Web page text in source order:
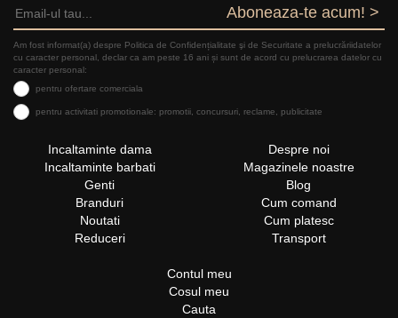
Aboneaza-te acum! >
Am fost informat(a) despre Politica de Confidențialitate şi de Securitate a prelucrăriidatelor
cu caracter personal, declar ca am peste 16 ani și sunt de acord cu prelucrarea datelor cu
caracter personal:
pentru ofertare comerciala
pentru activitati promotionale: promotii, concursuri, reclame, publicitate
Incaltaminte dama
Incaltaminte barbati
Genti
Branduri
Noutati
Reduceri
Despre noi
Magazinele noastre
Blog
Cum comand
Cum platesc
Transport
Contul meu
Cosul meu
Cauta